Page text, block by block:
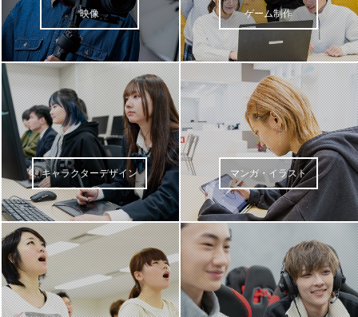
映像 ゲーム制作
キャラクターデザイン マンガ・イラスト